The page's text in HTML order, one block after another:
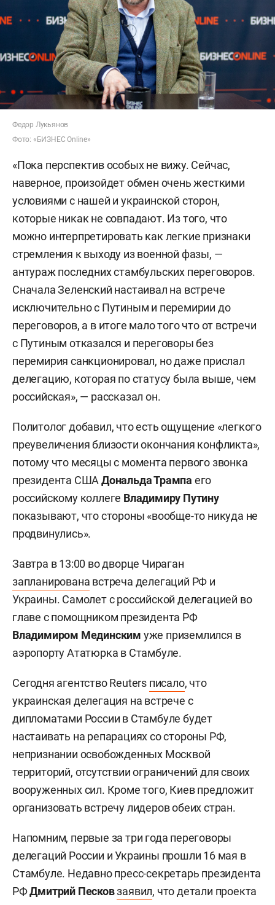
Федор Лукьянов
Фото: «БИЗНЕС Online»
«Пока перспектив особых не вижу. Сейчас,
наверное, произойдет обмен очень жесткими
условиями с нашей и украинской сторон,
которые никак не совпадают. Из того, что
можно интерпретировать как легкие признаки
стремления к выходу из военной фазы, —
антураж последних стамбульских переговоров.
Сначала Зеленский настаивал на встрече
исключительно с Путиным и перемирии до
переговоров, а в итоге мало того что от встречи
с Путиным отказался и переговоры без
перемирия санкционировал, но даже прислал
делегацию, которая по статусу была выше, чем
российская», — рассказал он.
Политолог добавил, что есть ощущение «легкого
преувеличения близости окончания конфликта»,
потому что месяцы с момента первого звонка
президента СШАДональда Трампа его
российскому коллеге Владимиру Путину
показывают, что стороны «вообще-то никуда не
продвинулись».
Завтра в 13:00 во дворце Чираган
запланирована встреча делегаций РФ и
Украины. Самолет с российской делегацией во
главе с помощником президента РФ
Владимиром Мединским уже приземлился в
аэропорту Ататюрка в Стамбуле.
Сегодня агентство Reuters писало, что
украинская делегация на встрече с
дипломатами России в Стамбуле будет
настаивать на репарациях со стороны РФ,
непризнании освобожденных Москвой
территорий, отсутствии ограничений для своих
вооруженных сил. Кроме того, Киев предложит
организовать встречу лидеров обеих стран.
Напомним, первые за три года переговоры
делегаций России и Украины прошли 16 мая в
Стамбуле. Недавно пресс-секретарь президента
РФДмитрий Песковзаявил, что детали проекта